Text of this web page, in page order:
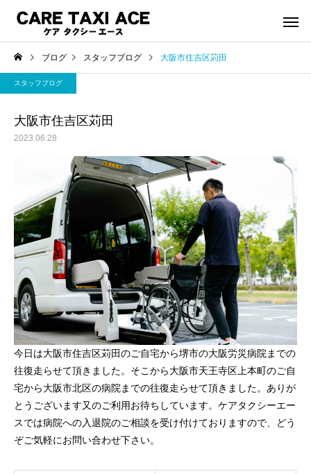
介護タクシー 救援事
スタッフブログ
夜間介護タクシーご利用
スタッフブログ
緊急搬送された後介護
シーご利用で帰宅
ブログ スタッフブログ 大阪市住吉区苅田
スタッフブログ
大阪市住吉区苅田
2023.06.28
今日は大阪市住吉区苅田のご自宅から堺市の大阪労災病院までの
往復走らせて頂きました。そこから大阪市天王寺区上本町のご自
宅から大阪市北区の病院までの往復走らせて頂きました。ありが
とうございます又のご利用お待ちしています。ケアタクシーエー
スでは病院への入退院のご相談を受け付けておりますので、どう
ぞご気軽にお問い合わせ下さい。